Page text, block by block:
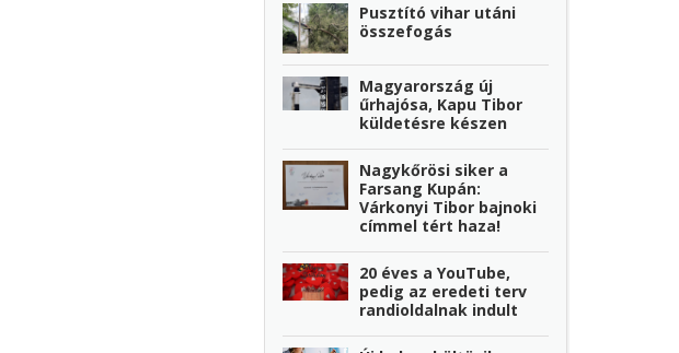
Pusztító vihar utáni
összefogás
Magyarország új
űrhajósa, Kapu Tibor
küldetésre készen
Nagykőrösi siker a
Farsang Kupán:
Várkonyi Tibor bajnoki
címmel tért haza!
20 éves a YouTube,
pedig az eredeti terv
randioldalnak indult